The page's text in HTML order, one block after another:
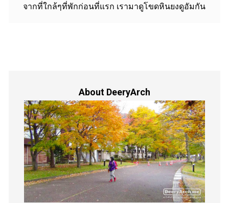
จากที่ใกล้ๆที่พักก่อนที่แรก เรามาดูโขดหินยงดูอัมกัน
About DeeryArch